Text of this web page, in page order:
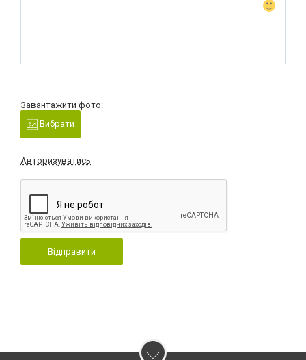
Завантажити фото:
Вибрати
Авторизуватись
Відправити